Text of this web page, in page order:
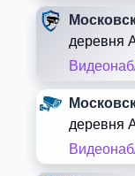
деревня
деревня